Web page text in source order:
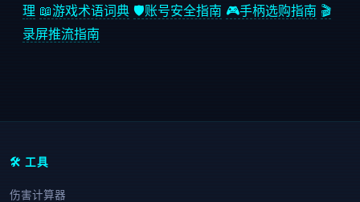
理 📖游戏术语词典 🛡️账号安全指南 🎮手柄选购指南 🎬
录屏推流指南
🛠️ 工具
伤害计算器